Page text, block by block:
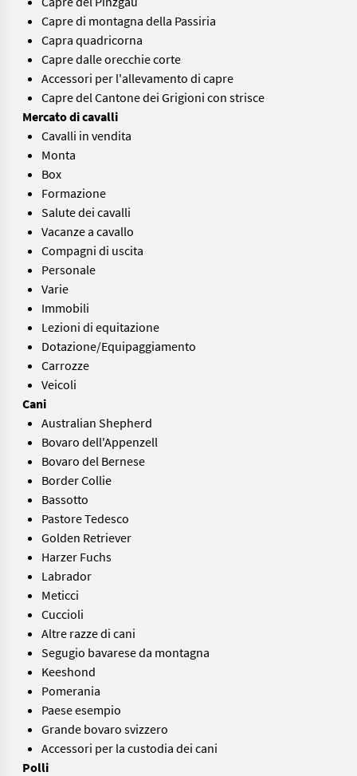
Capre di montagna della Passiria
Capra quadricorna
Capre dalle orecchie corte
Accessori per l'allevamento di capre
Capre del Cantone dei Grigioni con strisce
Mercato di cavalli
Cavalli in vendita
Monta
Box
Formazione
Salute dei cavalli
Vacanze a cavallo
Compagni di uscita
Personale
Varie
Immobili
Lezioni di equitazione
Dotazione/Equipaggiamento
Carrozze
Veicoli
Cani
Australian Shepherd
Bovaro dell'Appenzell
Bovaro del Bernese
Border Collie
Bassotto
Pastore Tedesco
Golden Retriever
Harzer Fuchs
Labrador
Meticci
Cuccioli
Altre razze di cani
Segugio bavarese da montagna
Keeshond
Pomerania
Paese esempio
Grande bovaro svizzero
Accessori per la custodia dei cani
Polli